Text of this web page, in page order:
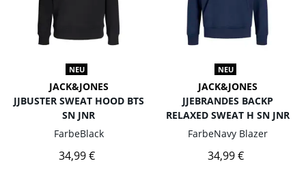
NEU
JACK&JONES
JJBUSTER SWEAT HOOD BTS
SN JNR
FarbeBlack
34,99 €
NEU
JACK&JONES
JJEBRANDES BACKP
RELAXED SWEAT H SN JNR
FarbeNavy Blazer
34,99 €